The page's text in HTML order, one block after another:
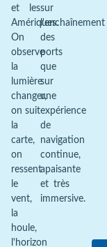
et les
Amériques.
On
observe
la
lumière
changer,
on suit
la
carte,
on
ressent
le
vent,
la
houle,
l'horizon
sur
l'enchaînement
des
ports
que
sur
une
expérience
de
navigation
continue,
apaisante
et très
immersive.